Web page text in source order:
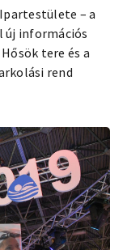
– a
új információs
tere és a
rend